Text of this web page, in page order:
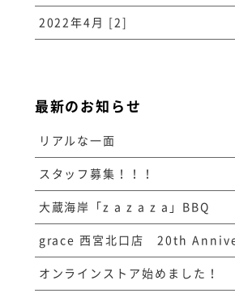
2022年4月 [2]
最新のお知らせ
リアルな一面
スタッフ募集！！！
大蔵海岸「z a z a z a」BBQ
grace 西宮北口店 20th
オンラインストア始めました！